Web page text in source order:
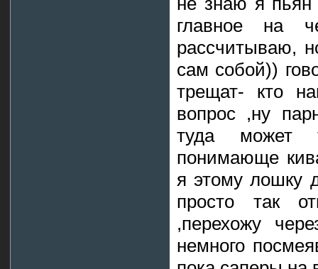
главное на
рассчитываю,
сам собой))
трещат- кто
вопрос ,ну
туда может
понимающе
я этому лошку
просто так
,перехожу
немного